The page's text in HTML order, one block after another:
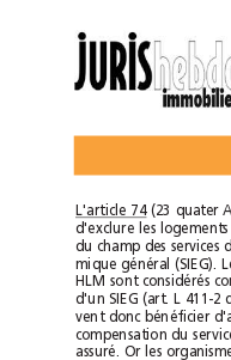
L'article 74